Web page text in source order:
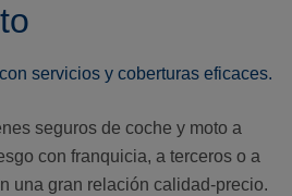
servicios y coberturas eficaces.
seguros de coche y moto a
con franquicia, a terceros o a
una gran relación calidad-precio.